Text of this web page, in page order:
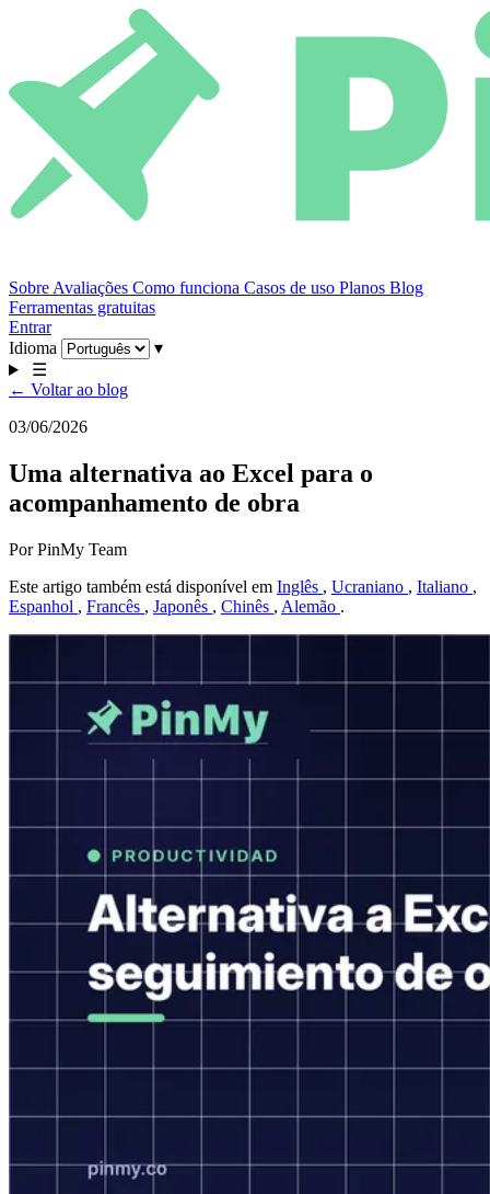
Sobre Avaliações Como funciona Casos de uso Planos Blog
Ferramentas gratuitas
Entrar
Idioma
▾
☰
← Voltar ao blog
03/06/2026
Uma alternativa ao Excel para o
acompanhamento de obra
Por PinMy Team
Este artigo também está disponível em Inglês , Ucraniano , Italiano ,
Espanhol , Francês , Japonês , Chinês , Alemão .